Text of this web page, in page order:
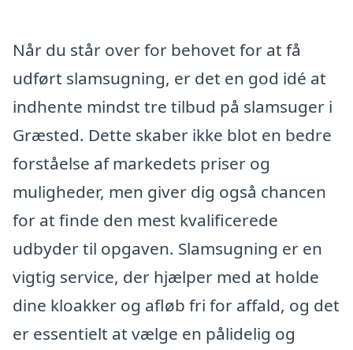
Når du står over for behovet for at få
udført slamsugning, er det en god idé at
indhente mindst tre tilbud på slamsuger i
Græsted. Dette skaber ikke blot en bedre
forståelse af markedets priser og
muligheder, men giver dig også chancen
for at finde den mest kvalificerede
udbyder til opgaven. Slamsugning er en
vigtig service, der hjælper med at holde
dine kloakker og afløb fri for affald, og det
er essentielt at vælge en pålidelig og